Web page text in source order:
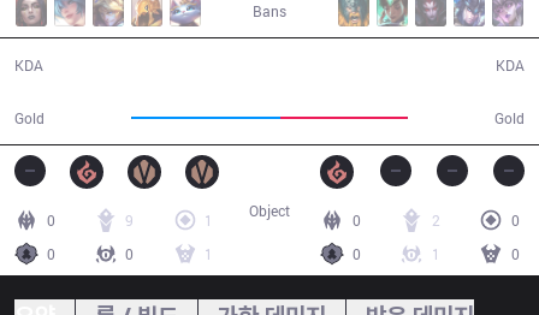
Bans
KDA
Gold Gold
KDA
0 9
1
0
0 1
0 2
0
0
1 0
Object